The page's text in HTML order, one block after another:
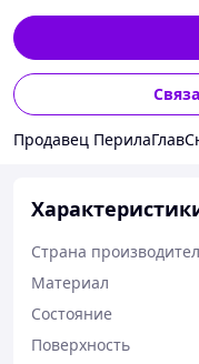
Продавец
Страна
Материал
Состояние
Поверхность